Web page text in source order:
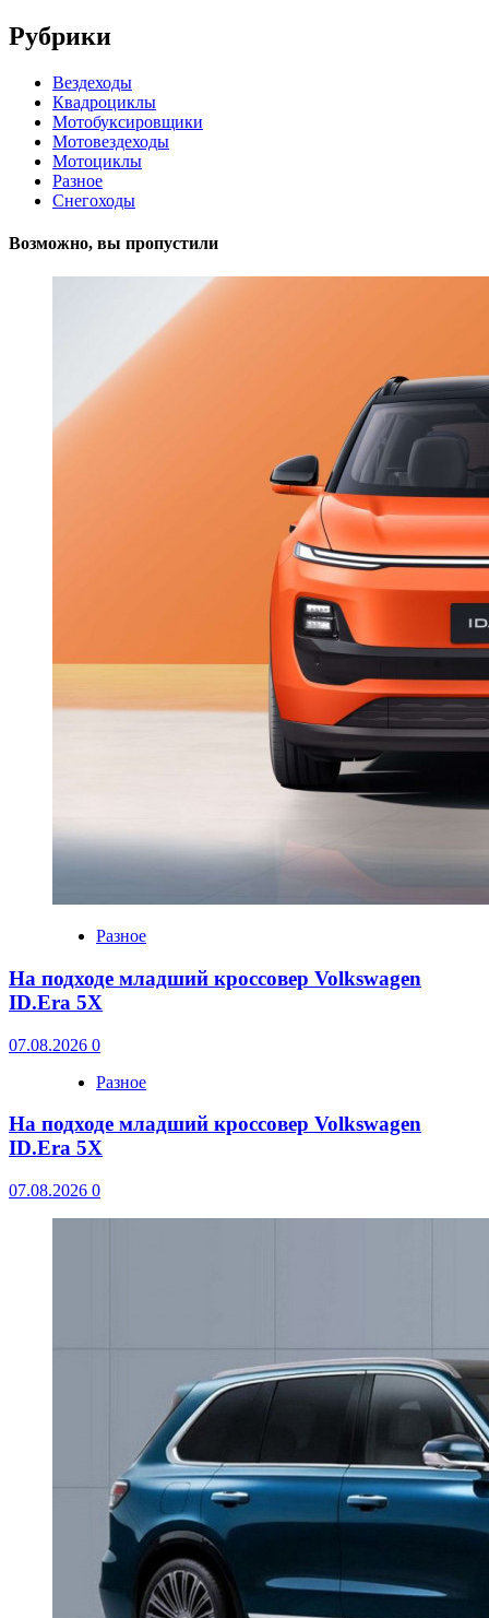
Рубрики
Вездеходы
Квадроциклы
Мотобуксировщики
Мотовездеходы
Мотоциклы
Разное
Снегоходы
Возможно, вы пропустили
Разное
На подходе младший кроссовер Volkswagen
ID.Era 5X
07.08.2026 0
Разное
На подходе младший кроссовер Volkswagen
ID.Era 5X
07.08.2026 0